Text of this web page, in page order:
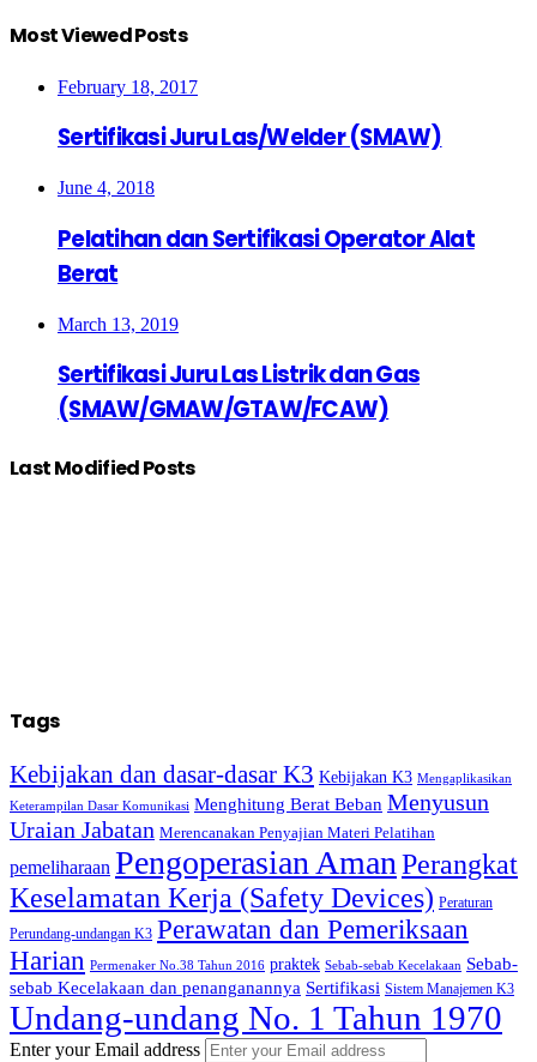
Most Viewed Posts
February 18, 2017
Sertifikasi Juru Las/Welder (SMAW)
June 4, 2018
Pelatihan dan Sertifikasi Operator Alat
Berat
March 13, 2019
Sertifikasi Juru Las Listrik dan Gas
(SMAW/GMAW/GTAW/FCAW)
Last Modified Posts
Tags
Kebijakan dan dasar-dasar K3 Kebijakan K3 Mengaplikasikan
Keterampilan Dasar Komunikasi Menghitung Berat Beban Menyusun
Uraian Jabatan Merencanakan Penyajian Materi Pelatihan
pemeliharaan Pengoperasian AmanPerangkat
Keselamatan Kerja (Safety Devices) Peraturan
Perundang-undangan K3 Perawatan dan Pemeriksaan
Harian Permenaker No.38 Tahun 2016 praktek Sebab-sebab Kecelakaan Sebab-
sebab Kecelakaan dan penanganannya Sertifikasi Sistem Manajemen K3
Undang-undang No. 1 Tahun 1970
Enter your Email address